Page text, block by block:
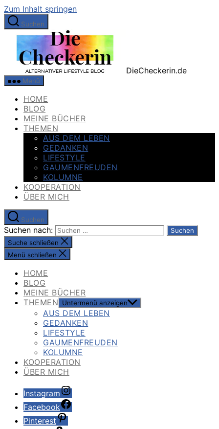
Zum Inhalt springen
Suchen
DieCheckerin.de
Menü
HOME
BLOG
MEINE BÜCHER
THEMEN
AUS DEM LEBEN
GEDANKEN
LIFESTYLE
GAUMENFREUDEN
KOLUMNE
KOOPERATION
ÜBER MICH
Suchen
Suchen nach:
Suche schließen
Menü schließen
HOME
BLOG
MEINE BÜCHER
THEMEN
Untermenü anzeigen
AUS DEM LEBEN
GEDANKEN
LIFESTYLE
GAUMENFREUDEN
KOLUMNE
KOOPERATION
ÜBER MICH
Instagram
Facebook
Pinterest